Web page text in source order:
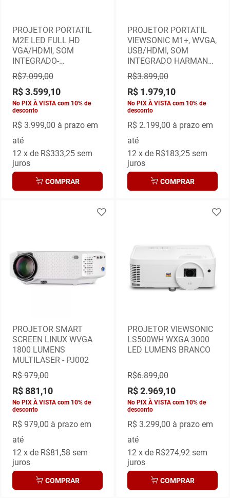
PROJETOR PORTATIL
M2E LED FULL HD
VGA/HDMI, SOM
INTEGRADO-
VIEWSONIC
R$7.099,00
R$ 3.599,10
No PIX À VISTA com 10% de
desconto
R$ 3.999,00 à prazo em
até
12 x de R$333,25sem
juros
COMPRAR
PROJETOR PORTATIL
VIEWSONIC M1+, WVGA,
USB/HDMI, SOM
INTEGRADO HARMAN
KARDON
R$3.899,00
R$ 1.979,10
No PIX À VISTA com 10% de
desconto
R$ 2.199,00 à prazo em
até
12 x de R$183,25sem
juros
COMPRAR
PROJETOR SMART
SCREEN LINUX WVGA
1800 LUMENS
MULTILASER - PJ002
R$ 979,00
R$ 881,10
No PIX À VISTA com 10% de
desconto
R$ 979,00 à prazo em
até
12x de R$81,58 sem
juros
COMPRAR
PROJETOR VIEWSONIC
LS500WH WXGA 3000
LED LUMENS BRANCO
R$6.899,00
R$ 2.969,10
No PIX À VISTA com 10% de
desconto
R$ 3.299,00 à prazo em
até
12x de R$274,92sem
juros
COMPRAR